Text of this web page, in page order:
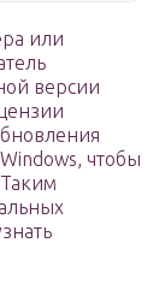
или
версии
чтобы